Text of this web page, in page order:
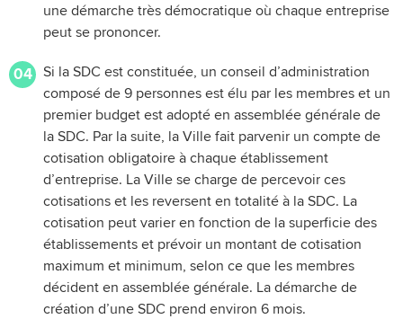
une démarche très démocratique où chaque entreprise
peut se prononcer.
04
Si la SDC est constituée, un conseil d’administration
composé de 9 personnes est élu par les membres et un
premier budget est adopté en assemblée générale de
la SDC. Par la suite, la Ville fait parvenir un compte de
cotisation obligatoire à chaque établissement
d’entreprise. La Ville se charge de percevoir ces
cotisations et les reversent en totalité à la SDC. La
cotisation peut varier en fonction de la superficie des
établissements et prévoir un montant de cotisation
maximum et minimum, selon ce que les membres
décident en assemblée générale. La démarche de
création d’une SDC prend environ 6 mois.